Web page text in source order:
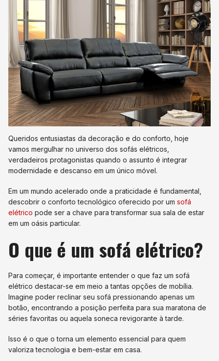
Queridos entusiastas da decoração e do conforto, hoje
vamos mergulhar no universo dos sofás elétricos,
verdadeiros protagonistas quando o assunto é integrar
modernidade e descanso em um único móvel.
Em um mundo acelerado onde a praticidade é fundamental,
descobrir o conforto tecnológico oferecido por umsofá
elétrico pode ser a chave para transformar sua sala de estar
em um oásis particular.
O que é um sofá elétrico?
Para começar, é importante entender o que faz um sofá
elétrico destacar-se em meio a tantas opções de mobília.
Imagine poder reclinar seu sofá pressionando apenas um
botão, encontrando a posição perfeita para sua maratona de
séries favoritas ou aquela soneca revigorante à tarde.
Isso é o que o torna um elemento essencial para quem
valoriza tecnologia e bem-estar em casa.